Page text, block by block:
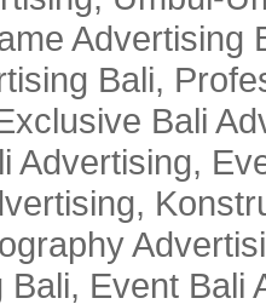
Advertising
Bali,
Bali
Advertising,
Bali, Event Bali